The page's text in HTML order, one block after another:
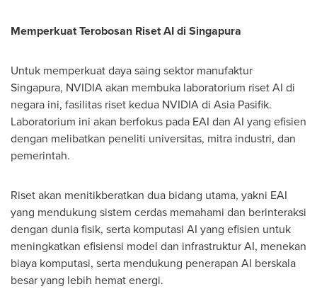
Memperkuat Terobosan Riset AI di Singapura
Untuk memperkuat daya saing sektor manufaktur
Singapura, NVIDIA akan membuka laboratorium riset AI di
negara ini, fasilitas riset kedua NVIDIA di Asia Pasifik.
Laboratorium ini akan berfokus pada EAI dan AI yang efisien
dengan melibatkan peneliti universitas, mitra industri, dan
pemerintah.
Riset akan menitikberatkan dua bidang utama, yakni EAI
yang mendukung sistem cerdas memahami dan berinteraksi
dengan dunia fisik, serta komputasi AI yang efisien untuk
meningkatkan efisiensi model dan infrastruktur AI, menekan
biaya komputasi, serta mendukung penerapan AI berskala
besar yang lebih hemat energi.